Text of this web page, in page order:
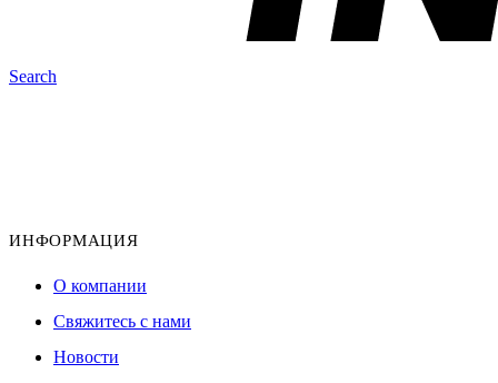
Search
ИНФОРМАЦИЯ
О компании
Свяжитесь с нами
Новости